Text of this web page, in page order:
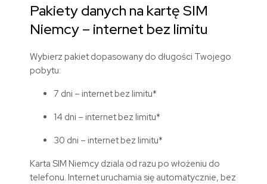
Pakiety danych na kartę SIM
Niemcy– internet bez limitu
Wybierz pakiet dopasowany do długości Twojego
pobytu:
7 dni – internet bez limitu*
14 dni – internet bez limitu*
30 dni – internet bez limitu*
Karta SIM Niemcy dziala od razu po włożeniu do
telefonu. Internet uruchamia się automatycznie, bez